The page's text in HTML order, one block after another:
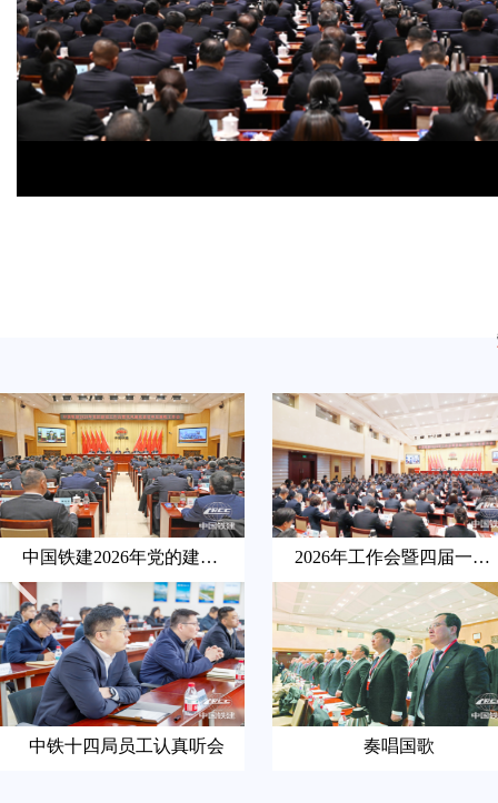
中国铁建2026年党的建设工作会暨党风廉... 2026年工作会暨四届一次职工代表大会现...
中铁十四局员工认真听会 奏唱国歌